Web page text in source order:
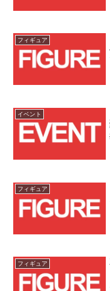
フィギュア
イベント
フィギュア
フィギュア